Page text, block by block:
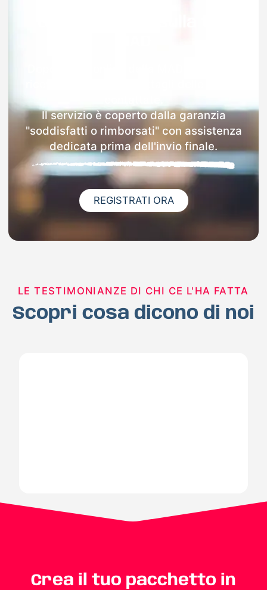
Il servizio è coperto dalla garanzia
"soddisfatti o rimborsati" con assistenza
dedicata prima dell'invio finale.
REGISTRATI ORA
LE TESTIMONIANZE DI CHI CE L'HA FATTA
Scopri cosa dicono di noi
Crea il tuo pacchetto in